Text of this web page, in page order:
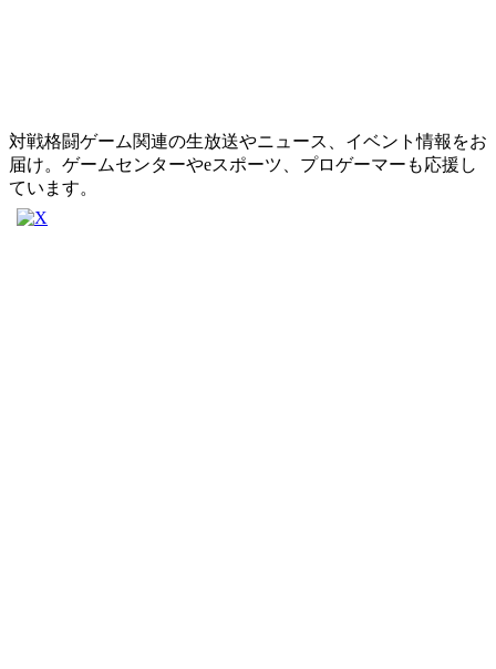
対戦格闘ゲーム関連の生放送やニュース、イベント情報をお
届け。ゲームセンターやeスポーツ、プロゲーマーも応援し
ています。